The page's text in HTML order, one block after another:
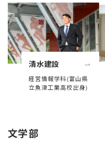
清水建設
経営情報学科(富山県
立魚津工業高校出身)
文学部